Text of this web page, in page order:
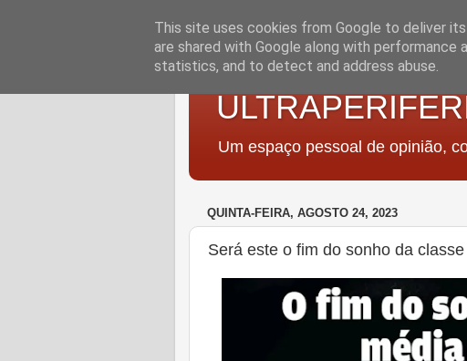
Um espaço pessoal de opinião,
QUINTA-FEIRA, AGOSTO 24, 2023
Será este o fim do sonho da
This site uses cookies from Google to deliver
are shared with Google along with
statistics, and to detect and address abuse.